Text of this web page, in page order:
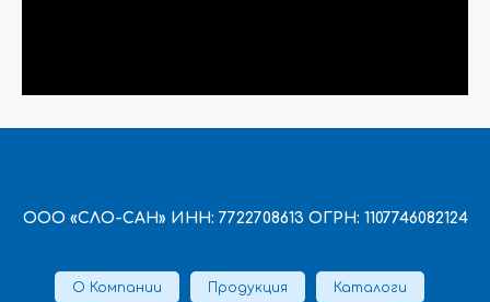
ООО «СЛО-САН» ИНН: 7722708613 ОГРН: 1107746082124
О Компании Продукция Каталоги